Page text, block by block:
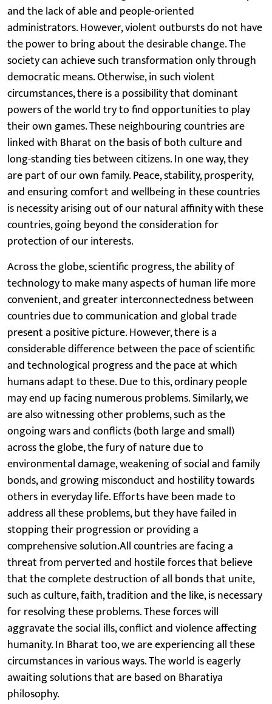
and the lack of able and people-oriented
administrators. However, violent outbursts do not have
the power to bring about the desirable change. The
society can achieve such transformation only through
democratic means. Otherwise, in such violent
circumstances, there is a possibility that dominant
powers of the world try to find opportunities to play
their own games. These neighbouring countries are
linked with Bharat on the basis of both culture and
long-standing ties between citizens. In one way, they
are part of our own family. Peace, stability, prosperity,
and ensuring comfort and wellbeing in these countries
is necessity arising out of our natural affinity with these
countries, going beyond the consideration for
protection of our interests.
Across the globe, scientific progress, the ability of
technology to make many aspects of human life more
convenient, and greater interconnectedness between
countries due to communication and global trade
present a positive picture. However, there is a
considerable difference between the pace of scientific
and technological progress and the pace at which
humans adapt to these. Due to this, ordinary people
may end up facing numerous problems. Similarly, we
are also witnessing other problems, such as the
ongoing wars and conflicts (both large and small)
across the globe, the fury of nature due to
environmental damage, weakening of social and family
bonds, and growing misconduct and hostility towards
others in everyday life. Efforts have been made to
address all these problems, but they have failed in
stopping their progression or providing a
comprehensive solution.All countries are facing a
threat from perverted and hostile forces that believe
that the complete destruction of all bonds that unite,
such as culture, faith, tradition and the like, is necessary
for resolving these problems. These forces will
aggravate the social ills, conflict and violence affecting
humanity. In Bharat too, we are experiencing all these
circumstances in various ways. The world is eagerly
awaiting solutions that are based on Bharatiya
philosophy.